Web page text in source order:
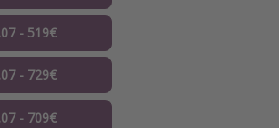
- 519€
- 729€
- 709€